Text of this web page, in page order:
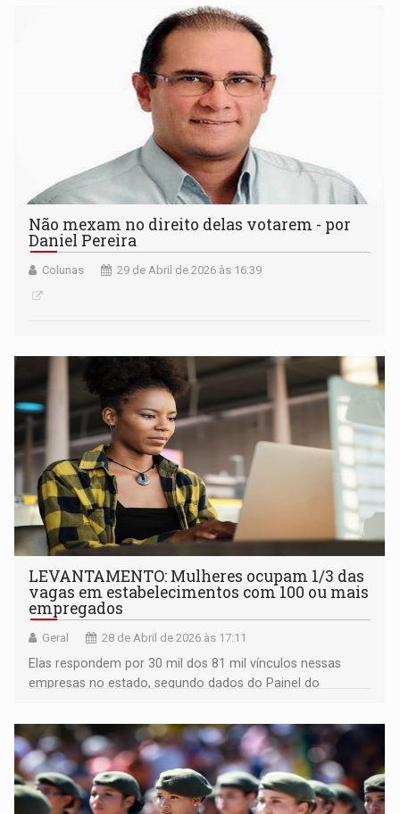
Não mexam no direito delas votarem - por
Daniel Pereira
Colunas 29 de Abril de 2026 às 16:39
LEVANTAMENTO: Mulheres ocupam 1/3 das
vagas em estabelecimentos com 100 ou mais
empregados
Geral 28 de Abril de 2026 às 17:11
Elas respondem por 30 mil dos 81 mil vínculos nessas
empresas no estado, segundo dados do Painel do